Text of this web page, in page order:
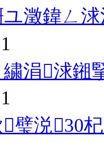
澂鍏ㄥ
涓浗鎺
璧涚30